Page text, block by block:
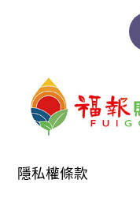
隱私權條款